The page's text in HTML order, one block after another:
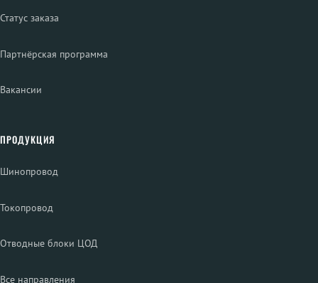
Статус заказа
Партнёрская программа
Вакансии
ПРОДУКЦИЯ
Шинопровод
Токопровод
Отводные блоки ЦОД
Все направления